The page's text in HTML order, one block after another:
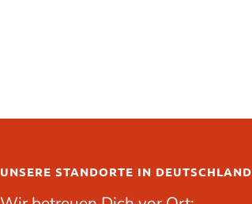
UNSERE STANDORTE IN DEUTSCHLAND